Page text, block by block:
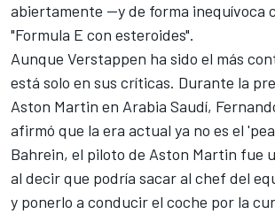
abiertamente —y de forma inequívoca
"Formula E con esteroides".
Aunque Verstappen ha sido el más
está solo en sus críticas. Durante la
Aston Martin en Arabia Saudí,
afirmó que la era actual ya no es el
Bahrein, el piloto de Aston Martin fue
al decir que podría sacar al chef del
y ponerlo a conducir el coche por la